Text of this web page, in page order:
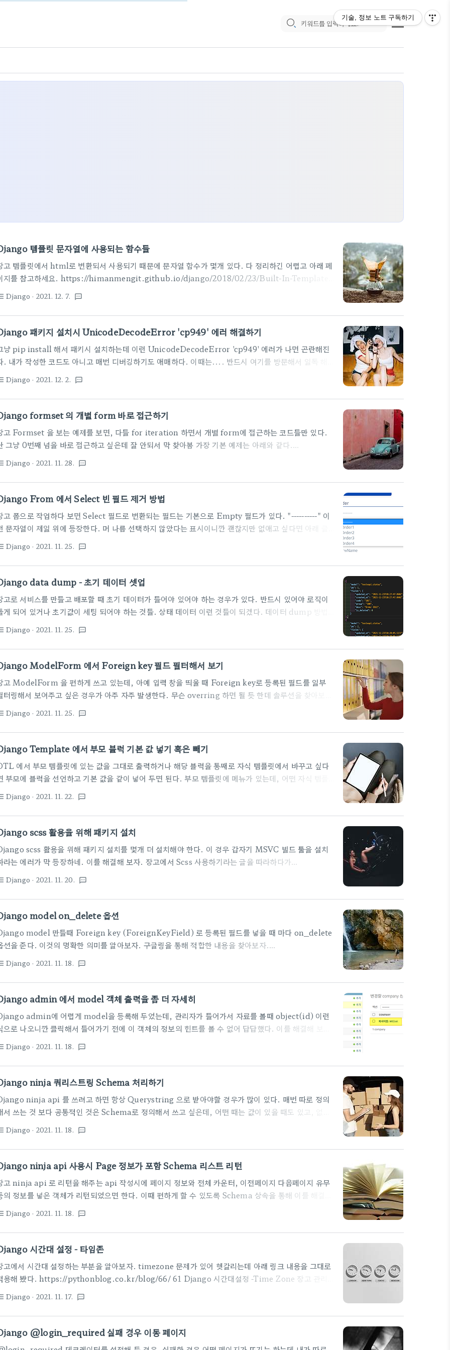
템플릿 문자열에 사용되는 함수들
고 템플릿에서 html로 변환되서 사용되기 때문에 문자열 함수가 몇개 있다. 다 정리하긴 어렵고 아래 페
지를 참고하세요. https://himanmengit.github.io/django/2018/02/23/Built-In-Template-
를 사용 많이 한다. linebreaksbr 모든 개행 문자를 로 바꿈 # joel\nis a slug. -> joel is a slug {{
}} escape 문자열의 HTML을 이스케이프 한다.
Django · 2021. 12. 7. textsms
패키지 설치시 UnicodeDecodeError 'cp949' 에러 해결하기
냥 pip install 해서 패키시 설치하는데 이런 UnicodeDecodeError 'cp949' 에러가 나면 곤란해진
. 내가 작성한 코드도 아니고 매번 디버깅하기도 애매하다. 이때는.... 반드시 여기를 방문해서 일독 해보
setup.py 에서 UnicodeDecodeError 'cp949' codec can't decode .... illegal multibyte
가 발생하 pip install 중에 , setup.py 에서 UnicodeDecodeError 'cp949' codec
decode .... illegal multibyte..
Django · 2021. 12. 2. textsms
formset 의 개별 form 바로 접근하기
고 Formset 을 보는 예제를 보면, 다들 for iteration 하면서 개별 form에 접근하는 코드들만 있다.
그냥 0번째 넘을 바로 접근하고 싶은데 잘 안되서 막 찾아봄 가장 기본 예제는 아래와 같다.
formset.management_form }} {% for form in formset %} {{ form.title }} {{
}} {% if formset.can_delete %} {{ form.DELETE }} {% endif %} {%
%} 여기서 form 중에 0번째 놈을 접근하려고 formset[0] 시도 했는데 실패 forms..
Django · 2021. 11. 28. textsms
From 에서 Select 빈 필드 제거 방법
고 폼으로 작업하다 보면 Select 필드로 변환되는 필드는 기본으로 Empty 필드가 있다. "----------" 이
문자열이 제일 위에 등장한다. 머 나름 선택하지 않았다는 표시이니깐 괜찮지만 없애고 싶다면 아래 글
거나 무조건 하나의 값을 선택된 형태로 되면 좋겠다면 제거해야 한다. 다행이도 이를 제거하는 옵션이 있
. ForeignKey 등 릴레이션 모델이 들어가는 ModelChoiceField 의 경우
= None empty_label 이라는 것을 None 으로 해 주면 된다. 그리
고, 일단 기본 default 값을 주게 되..
Django · 2021. 11. 25. textsms
data dump - 초기 데이터 셋업
고로 서비스를 만들고 배포할 때 초기 데이터가 들어야 있어야 하는 경우가 있다. 반드시 있어야 로직이
게 되어 있거나 초기값이 세팅 되어야 하는 것들. 상태 데이터 이런 것들이 되겠다. 데이터 dump 방법
https://coderwall.com/p/mvsoyg/django-dumpdata-and-loaddata
docs.djangoproject.com/en/3.2/ref/django-admin/#dumpdata 가장 기본적인 방법은
래와 같다. ./manage.py dumpdata > db.json 막상 하니깐 데이터가 너무 많어. 딱 필요한 넘들만
골라서 해보자. 특정 테이블 만 dump 하기 ..
Django · 2021. 11. 25. textsms
ModelForm 에서 Foreign key 필드 필터해서 보기
고 ModelForm 을 편하게 쓰고 있는데, 아예 입력 창을 띄울 때 Foreign key로 등록된 필드를 일부
터링해서 보여주고 싶은 경우가 아주 자주 발생한다. 무슨 overring 하면 될 듯 한데 솔루션을 찾아보
성된 아래 글처럼 선언하면 사용자 변수 위치에 떡 들어가 버려서 오류를 일으킴. 그냥 아래처럼 사용자 변
를 받도록 처리하자. 인자를 추가하지 말고 참고 사이트 - https://europani.tistory.com/247 def
*args, **kwargs): self.user = kwargs.pop('user')# pop을 이용하여 받음 s..
Django · 2021. 11. 25. textsms
Template 에서 부모 블럭 기본 값 넣기 혹은 빼기
에서 부모 템플릿에 있는 값을 그대로 출력하거나 해당 블럭을 통째로 자식 템플릿에서 바꾸고 싶다
부모에 블럭을 선언하고 기본 값을 같이 넣어 두면 된다. 부모 템플릿에 메뉴가 있는데, 어떤 자식 템플
모에 블럭을 하나 선언해 둔다. 예제에서는 "Sidenav" 를 선언해 둔다. 보통 선언하자 마자 바로 "{%
%}" 을 붙여넣고는 자식에서 이 블럭을 선언해서 사용하기를 기대한다. 아래와 같이 선언된 경
는 자식 템플릿에서 아무런 선언을 하지 않으면 부모껏을 그대로 쓰게 된다. 기본 값을 가지는 셈이 된다.
... {% block Sidenav %} {% include 'incl..
Django · 2021. 11. 22. textsms
scss 활용을 위해 패키지 설치
scss 활용을 위해 패키지 설치를 몇개 더 설치해야 한다. 이 경우 갑자기 MSVC 빌드 툴을 설치
라는 에러가 막 등장하네. 이를 해결해 보자. 장고에서 Scss 사용하기라는 글을 따라하다가
CSS 프리프로세서에 대하여 SASS/SCSS는 스타일시트 언어인 CSS를 조금이나마 프로그래밍 언어처럼
용할 수 있게 도와주는 CSS 프리프로세서(preprocessor)이다. SASS 말고도 Bootstrap이 v3까지
던 LESS blog.jaeyoon.io 자세한것은 해당 페이지에 가서 보고, 아래 패키지를 설치해야 한다. pip
install libsass ..
Django · 2021. 11. 20. textsms
model on_delete 옵션
model 만들때 Foreign key (ForeignKeyField) 로 등록된 필드를 넣을 때 마다 on_delete
션을 준다. 이것의 명확한 의미를 알아보자. 구글링을 통해 적합한 내용을 찾아보자.
https://tothefullest08.github.io/django/2019/06/10/Django19_relations1_comment_CRUD1/
user = models.ForeignKey(settings.AUTH_USER_MODEL,
models.CASCADE : 부모가 삭제 되면, 자기 자신도 삭제
: 자식이 존재하면, 부모 삭제 불가능 ( ProtectedError 발생시킴), 다른 필드에
CASCAD..
Django · 2021. 11. 18. textsms
admin 에서 model 객체 출력을 좀 더 자세히
admin에 어렵게 model을 등록해 두었는데, 관리자가 들어가서 자료를 볼때 object(id) 이런
으로 나오니깐 클릭해서 들어가기 전에 이 객체의 정보의 힌트를 볼 수 없어 답답했다. 이를 해결해 보자
서 자세한 필드 내용을 봐야 안다. 여기 리스트에서 그냥 대충이라도 보고 싶은 욕구가~~~ 아주 쉽게 해결
되었다. models.py에 선언하면서 __str__(self) 함수를 등록해 두면 되는 것이다. class
name = models.CharField(max_length=255)
is_deleted = models.I..
Django · 2021. 11. 18. textsms
ninja 쿼리스트링 Schema 처리하기
ninja api 를 쓰려고 하면 항상 Querystring 으로 받아야할 경우가 많이 있다. 매번 따로 정의
서 쓰는 것 보다 공통적인 것은 Schema로 정의해서 쓰고 싶은데, 어떤 때는 값이 있을 때도 있고, 없을
해 보자. Django-ninja 공식 사이트에는 이와 관련된 아래와 같은 튜토리얼이 있다. 이를 잘 이해하면 끝!
django-ninja.rest-framework.com/tutorial/query-params/#using-schema You
also use Schema to encapsulate GET parameters: import d..
Django · 2021. 11. 18. textsms
ninja api 사용시 Page 정보가 포함 Schema 리스트 리턴
고 ninja api 로 리턴을 해주는 api 작성시에 페이지 정보와 전체 카운터, 이전페이지 다음페이지 유무
의 정보를 넣은 객체가 리턴되었으면 한다. 이때 편하게 할 수 있도록 Schema 상속을 통해 이를 해결해
을 작성하기 귀찮은데 클래스 추상화로 이를 해결할 수 있다. 그냥 코드를 보자. 페이지 정보와 해당 객체들
리스트가 포함된 Schema 를 아래와 같이 정의해 본다. 각각 results 에 들어가는 객체들은 매번 바뀌
깐 공통 분모만 PaginatedOutSchema 로 정의해 두고 상속해서 사용하도록 한다. class
PaginatedOutSchema(Schema): total..
Django · 2021. 11. 18. textsms
시간대 설정 - 타임존
고에서 시간대 설정하는 부분을 알아보자. timezone 문제가 있어 헷갈리는데 아래 링크 내용을 그대로
용해 봤다. https://pythonblog.co.kr/blog/66/ 61 Django 시간대설정 -Time Zone 장고 관리자
팅 파일에서 할 수 있습니다. pythonblog.co.kr LANGUAGE_CODE = 'ko-kr' #국가 설정
= 'Asia/Seoul' #시간대 설정 USE_I18N = True #국제화(Internationalization)
= True #지역화(localization) USE_TZ = False #장고 시간대 그런데..
Django · 2021. 11. 17. textsms
@login_required 실패 경우 이동 페이지
기술, 정보 노트 구독하기